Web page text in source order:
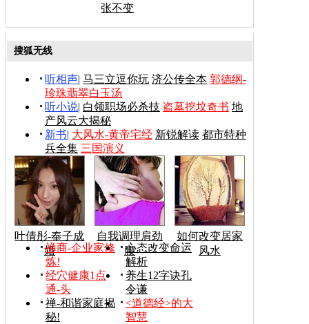
张不变
搜狐无线
听相声| 马三立逗你玩 济公传全本 郭德纲-
珍珠翡翠白玉汤
听小说| 白领职场必杀技 盗墓挖坟奇书 地
产风云大揭秘
新书| 大风水-黄帝宅经 新锐解读 都市特种
兵全集 三国演义
叶倩彤-奉子成
婚
自我调理肩劲
腰
如何改变居家
风水
禅商-企业家修
炼!
心态改变命运
解析
经穴健康1点
通-头
养生12字诀孔
令谦
禅-和谐家庭揭
秘!
<道德经>的大
智慧